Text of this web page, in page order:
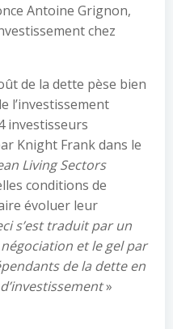
Antoine Grignon,
chez
de la dette pèse bien
l’investissement
investisseurs
Knight Frank dans le
Living Sectors
conditions de
évoluer leur
s’est traduit par un
et le gel par
de la dette en
»